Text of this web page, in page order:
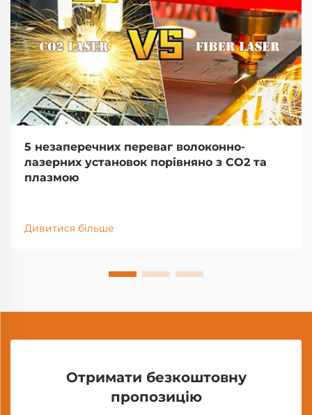
5 незаперечних переваг волоконно-
лазерних установок порівняно з CO2 та
плазмою
Дивитися більше
Отримати безкоштовну
пропозицію